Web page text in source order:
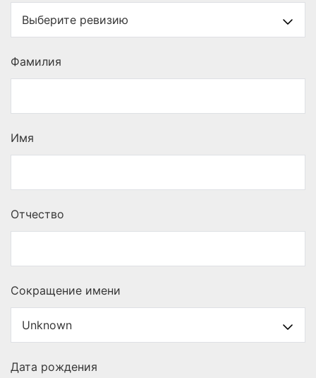
Фамилия
Имя
Отчество
Сокращение имени
Дата рождения